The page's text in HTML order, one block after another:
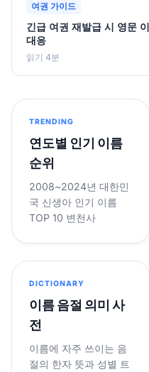
여권 가이드
긴급 여권 재발급 시 영문
대응
읽기 4분
TRENDING
연도별 인기 이름
순위
2008~2024년 대한민
국 신생아 인기 이름
TOP 10 변천사
DICTIONARY
이름 음절 의미 사
전
이름에 자주 쓰이는 음
절의 한자 뜻과 성별 트